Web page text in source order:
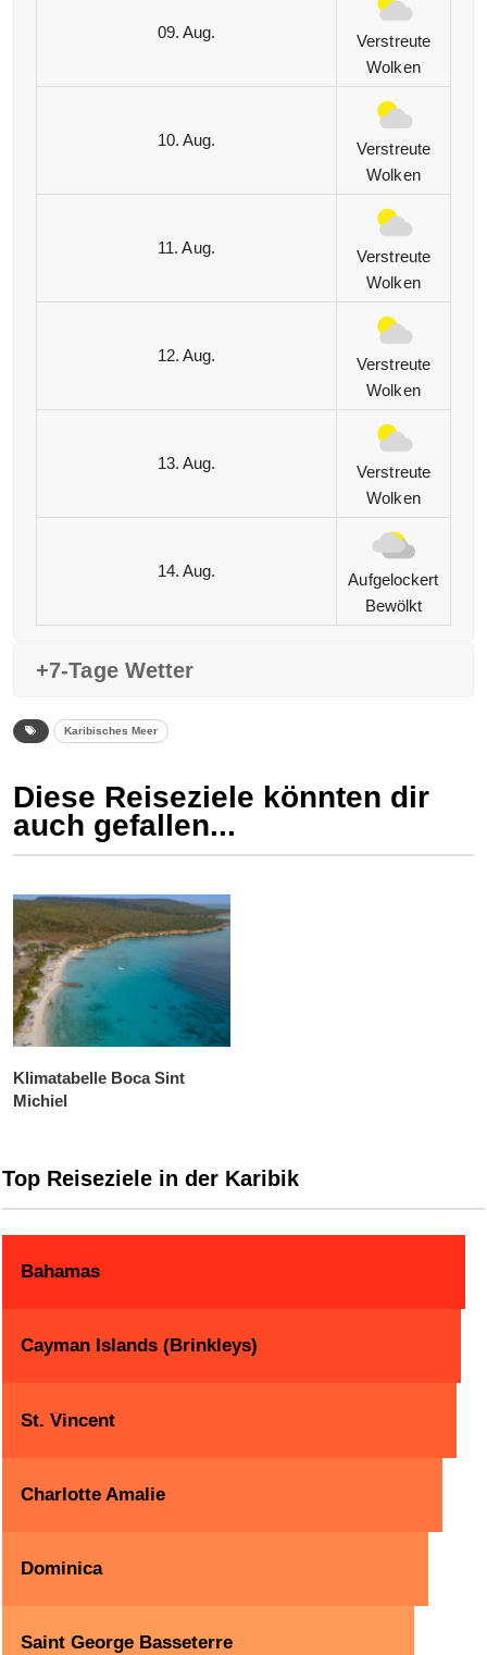
09. Aug.
Verstreute
Wolken
10. Aug.
Verstreute
Wolken
11. Aug.
Verstreute
Wolken
12. Aug.
Verstreute
Wolken
13. Aug.
Verstreute
Wolken
14. Aug.
Aufgelockert
Bewölkt
+7-Tage Wetter
Karibisches Meer
Diese Reiseziele könnten dir
auch gefallen...
Klimatabelle Boca Sint
Michiel
Top Reiseziele in der Karibik
Bahamas
Cayman Islands (Brinkleys)
St. Vincent
Charlotte Amalie
Dominica
Saint George Basseterre